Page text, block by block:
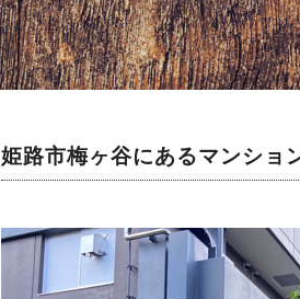
姫路市梅ヶ谷にあるマンショ